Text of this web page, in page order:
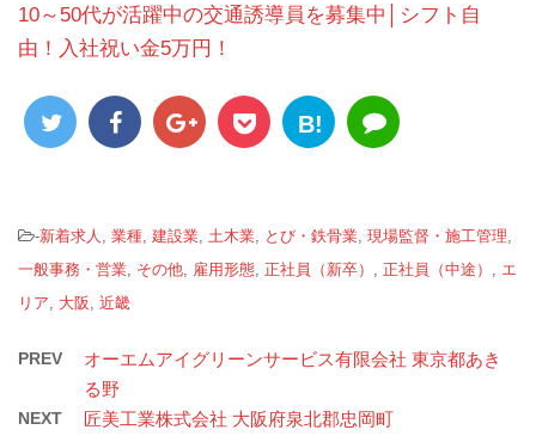
10～50代が活躍中の交通誘導員を募集中│シフト自
由！入社祝い金5万円！
B!
-新着求人 , 業種, 建設業, 土木業, とび・鉄骨業, 現場監督・施工管理,
一般事務・営業, その他, 雇用形態, 正社員（新卒） , 正社員（中途） , エ
リア, 大阪 , 近畿
PREV
オーエムアイグリーンサービス有限会社 東京都あき
る野
NEXT 匠美工業株式会社 大阪府泉北郡忠岡町